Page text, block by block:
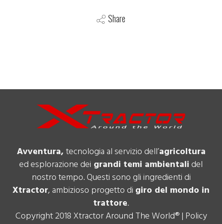
Share
Avventura,tecnologia al servizio dell’agricoltura
ed esplorazione dei grandi temi ambientalidel
nostro tempo. Questi sono gli ingredienti di
Xtractor, ambizioso progetto di giro del mondo in
trattore.
Copyright 2018 Xtractor Around The World® | Policy